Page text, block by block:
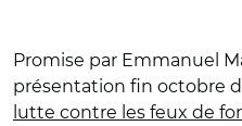
Promise par Emmanuel
présentation fin octobre
lutte contre les feux de